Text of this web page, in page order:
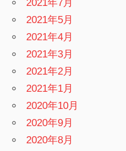
2021年7月
2021年5月
2021年4月
2021年3月
2021年2月
2021年1月
2020年10月
2020年9月
2020年8月